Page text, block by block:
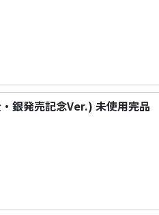
銀発売記念Ver.) 未使用完品